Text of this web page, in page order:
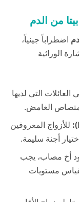
من الدم
اضطراباً جينياً،
الوراثية
التي لديها
الغامض.
للأزواج المعروفين
أخ مصاب، يجب
مستويات